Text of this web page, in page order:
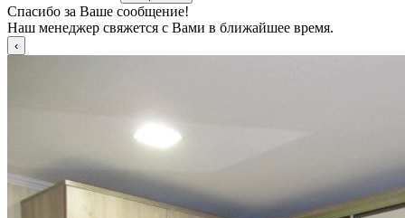
Спасибо за Ваше сообщение!
Наш менеджер свяжется с Вами в ближайшее время.